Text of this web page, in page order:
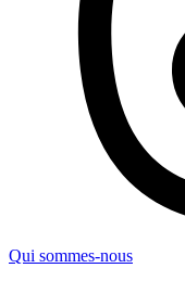
Qui sommes-nous